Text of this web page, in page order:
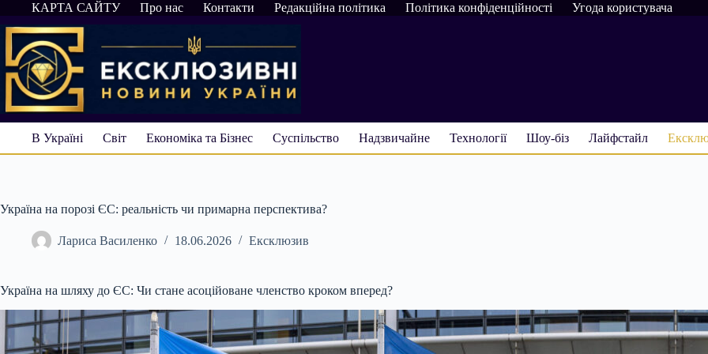
Перейти
до
вмісту
КАРТА САЙТУ Про нас Контакти Редакційна політика Політика конфіденційності Угода користувача
В Україні Світ Економіка та Бізнес Суспільство Надзвичайне Технології Шоу-біз Лайфстайл
Україна на порозі ЄС: реальність чи примарна перспектива?
Лариса Василенко 18.06.2026 Ексклюзив
Україна на шляху до ЄС: Чи стане асоційоване членство кроком вперед?